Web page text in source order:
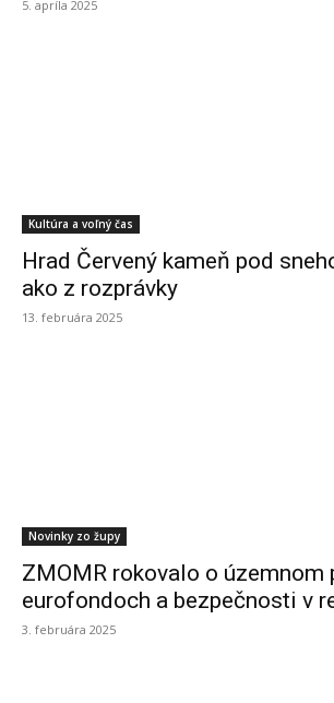
5. apríla 2025
Kultúra a voľný čas
Hrad Červený kameň pod
ako z rozprávky
13. februára 2025
Novinky zo župy
ZMOMR rokovalo o územnom
eurofondoch a bezpečnosti v
3. februára 2025